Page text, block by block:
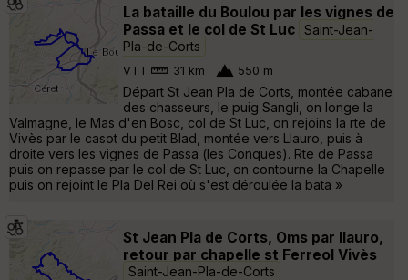
La bataille du Boulou par les vignes de
Passa et le col de St Luc Saint-Jean-
Pla-de-Corts
VTT 31 km 550 m
Départ St Jean Pla de Corts, montée cabane
des chasseurs, le puig Sangli, on longe la
Valmagne, le Mas d'en Bosc, col de St Luc, on rejoins la rte de
Vivès par le casot du petit Blad, montée vers Llauro, puis à
droite vers les vignes de Passa (les Conques). Rte de Passa
puis on repasse par le col de St Luc, on contourne la Chapelle
puis on rejoint le Pla Del Rei où s'est déroulée la bata »
St Jean Pla de Corts, Oms par llauro,
retour par chapelle st Ferreol Vivès
Saint-Jean-Pla-de-Corts